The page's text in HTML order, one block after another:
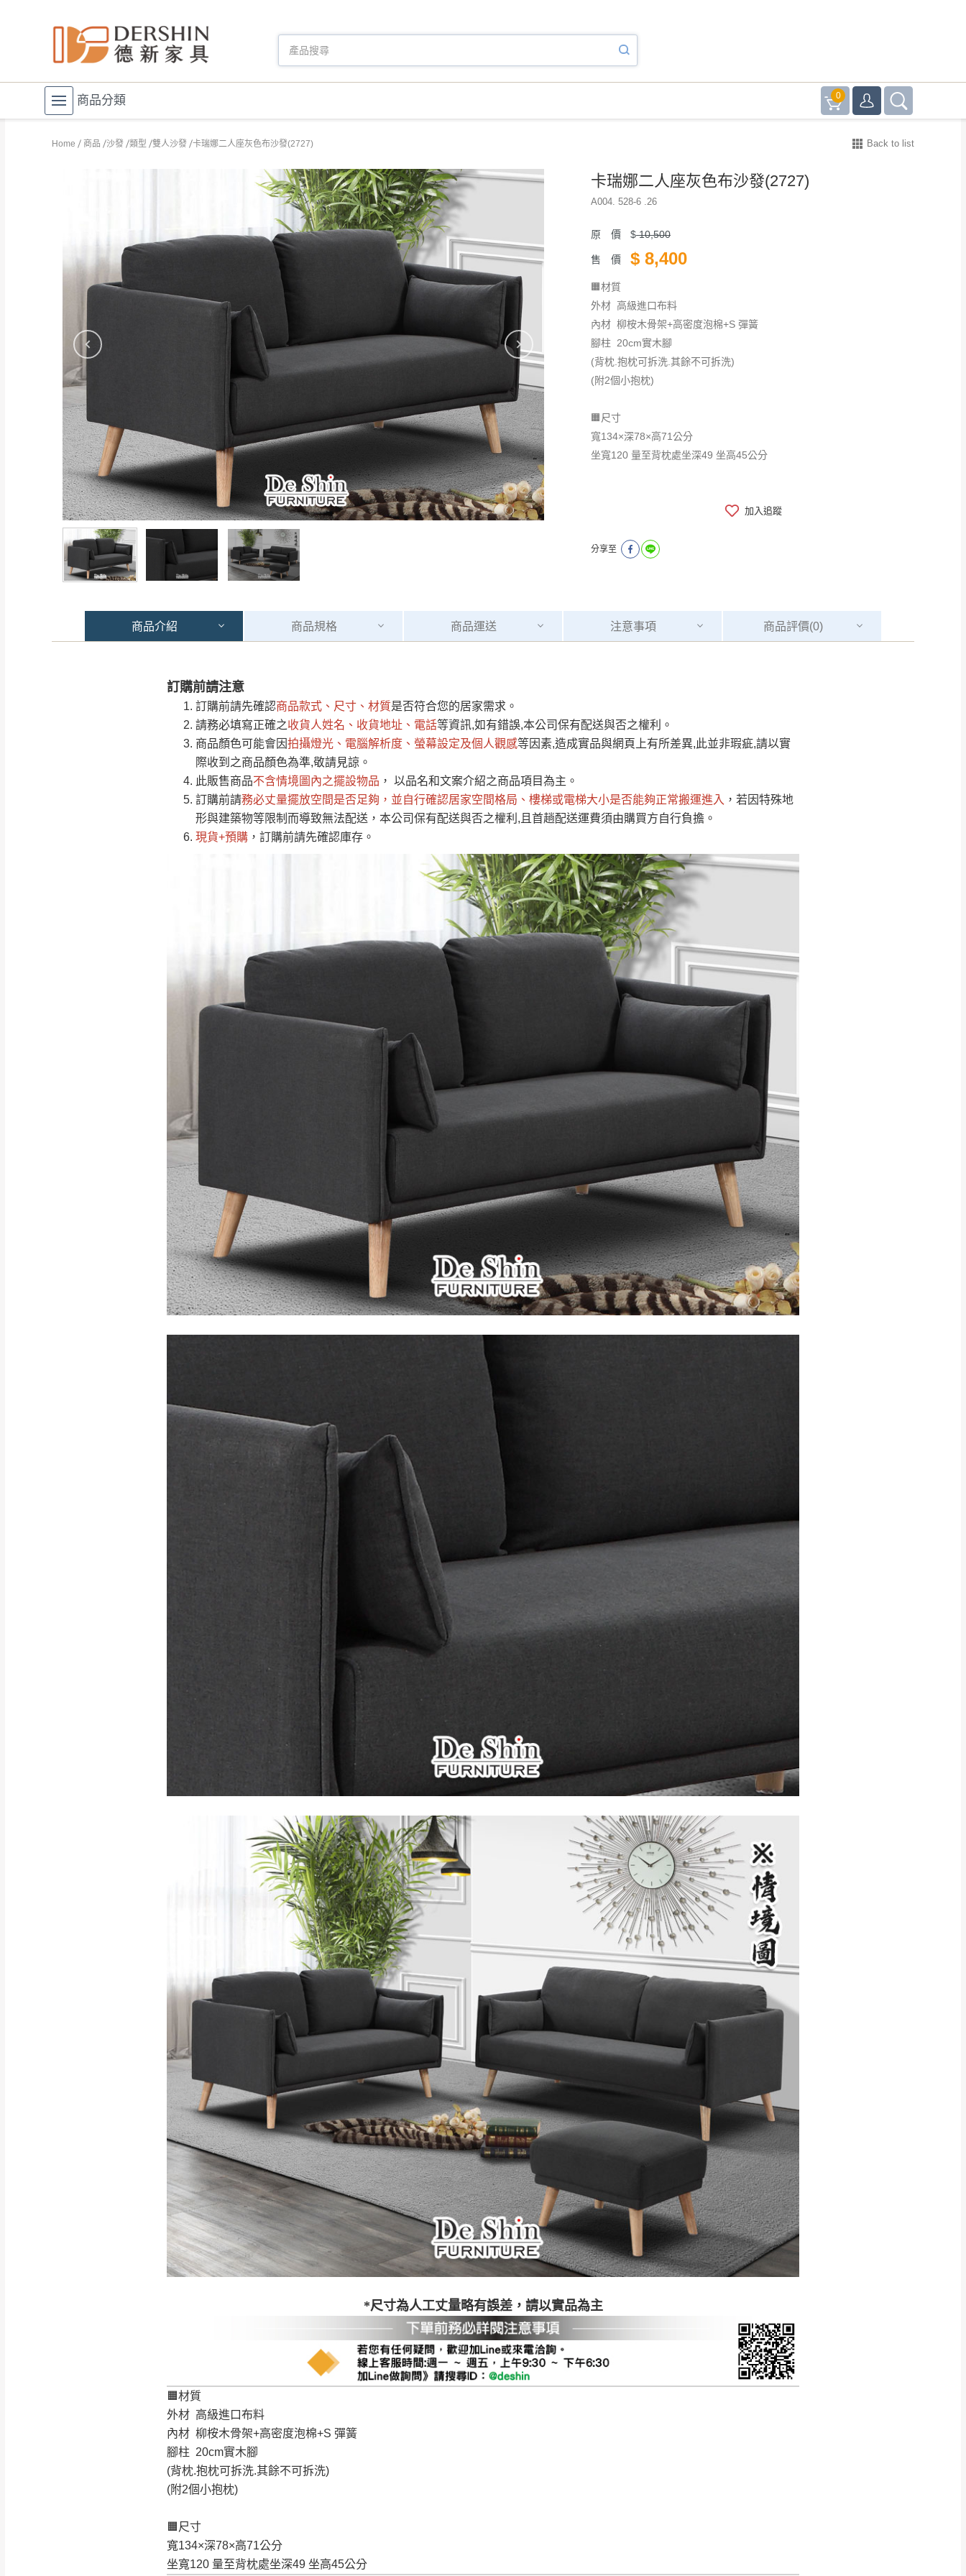
商品分類 0
Home 商品 沙發 類型 雙人沙發 卡瑞娜二人座灰色布沙發(2727) Back to list
卡瑞娜二人座灰色布沙發(2727)
A004. 528-6 .26
原 價 $10,500
售 價 $ 8,400
🟧材質
外材 高級進口布料
內材 柳桉木骨架+高密度泡棉+S 彈簧
腳柱 20cm實木腳
(背枕.抱枕可拆洗.其餘不可拆洗)
(附2個小抱枕)
🟧尺寸
寬134×深78×高71公分
坐寬120 量至背枕處坐深49 坐高45公分
加入追蹤
分享至
商品介紹 商品規格 商品運送 注意事項 商品評價(0)
訂購前請注意
訂購前請先確認商品款式、尺寸、材質是否符合您的居家需求。
請務必填寫正確之收貨人姓名、收貨地址、電話等資訊,如有錯誤,本公司保有配送與否之權利。
商品顏色可能會因拍攝燈光、電腦解析度、螢幕設定及個人觀感等因素,造成實品與網頁上有所差異,此並非瑕疵,請以實
際收到之商品顏色為準,敬請見諒。
此販售商品不含情境圖內之擺設物品 ， 以品名和文案介紹之商品項目為主。
訂購前請務必丈量擺放空間是否足夠 ，並自行確認居家空間格局、 樓梯或電梯大小是否能夠正常搬運進入 ，若因特殊地
形與建築物等限制而導致無法配送，本公司保有配送與否之權利,且首趟配送運費須由購買方自行負擔。
現貨+預購 ，訂購前請先確認庫存。
*尺寸為人工丈量略有誤差，請以實品為主
🟧材質
外材 高級進口布料
內材 柳桉木骨架+高密度泡棉+S 彈簧
腳柱 20cm實木腳
(背枕.抱枕可拆洗.其餘不可拆洗)
(附2個小抱枕)
🟧尺寸
寬134×深78×高71公分
坐寬120 量至背枕處坐深49 坐高45公分
運 費 說 明
運送地區
桃園
免 運 費
＊A108產品另收運費
復興鄉
峨眉鄉、五峰鄉、橫山、北埔鄉、尖石
鄉、寶山鄉山區、新埔山區、芎林山區、
關西 玉山里
雙溪、貢寮、烏來、平溪、九份、石
門、林口 下福里、新店山區、三峽山區、
石碇、坪林、福隆、淡水山區、北投湖山
$ 9,000以上：免運費
$ 9,000以下：NT$500元
＊A108產品另收運費
$ 9,000以上：免運費
$ 9,000以下：NT$500元
卓蘭鎮、三灣、通霄山區、西湖、泰安
配送天數：5~14天
到貨時間：指定送貨日當天以電話聯絡確認
｜周（一）配送部門固定公休無送貨｜
台北市、新北市地區固定每周(三)、(日)兩天收送貨
暫無配送地區：彰化、南投、雲林、嘉義、台南、高雄、屏東、宜蘭、 花蓮、台東、金門、馬祖、澎湖地區
加收說明
其它注意事項
本司貨車運送如因路況不佳、天候惡劣、過於偏遠之山區內等，或收貨地點搬運過於困難等因素，導致無法順利配送，
本公司除了盡最大努力完成配送外，視狀況保有出貨的權利。
保護物流人員的工作安全，賣家無提供吊掛服務，若需以吊車或其他的吊掛方式吊運，費用將由買方自行支付。
因大型傢俱有組裝、配送的問題，並非一般快速到貨商品，無法指定特定時間送達，司機當天到貨前皆會再與您通知，
讓您不用整天在家等貨，以免浪費你的寶貴時間。
如遇自然災害、政府宣布之災害警報等不可抗力情事，而危及運送人員輸送之安全，本司得視狀況延後或停止運送服
百貨公司配送暫無法配合開店前、閉店後時段，並送至百貨公司卸貨區為限，恕無法送至指定樓面。
期間，恕暫停百貨公司相關運送 》
無回收家具服務，若需回收家俱可聯絡當地請清潔隊回收,免付費清運專線：0800-085-717
注意事項：
由於品項繁多，網頁無法及時更新，如有需要購買商品，請於出發前來電或到「官方Line客服」來信確
認商品是否有「現貨」與 「金額」。
若商品價格或庫存有異常，商家有權取消訂單。
接單後二日內(不含例假日)，我們客服會與您電話聯絡或E-Mail通知確認訂單。
（線上客服 LINE → @dershin）
下單前先詢問是否現貨，若未詢問下單後無現貨我們客服會再來電或E-Mail與您聯絡
（洽詢方式請搜尋 Line ID →
運送範圍：限定北至基隆，南至苗栗，偏遠地區恕無法提供運送 (詳見運送規章)。
苗栗至基隆；其它地區暫不開放，如因特殊地型限制(山區、鄉、鎮、村)、樓梯太小、無法搬運上樓等因
素，導致無法配送，本公司保有出貨的權利。
保護物流人員的工作安全，賣家無提供吊掛服務，若需以吊車或其他的吊掛方式吊運，費用將由買方自
行支付。
因大型傢俱有組裝、配送的問題，並非一般快速到貨商品，無法指定特定時間送達，司機當天到貨前皆
會再與您通知，讓你不用整天在家等貨，以節省您的寶貴時間。
由於百貨公司配送較為不易，故暫無法配送至百貨公司內部。
若您選擇三聯式或索取兩聯式發票，發票將於商品完成出貨15個工作天另行寄出，另外約加上2~7個工作天內
若收到不良品，請於到貨日起七日內通知本公司客服人員，我們將為您更換新品，運費皆由本站負責，
所有退回及換貨之商品必須是全新狀態且完整包裝，床墊、床包、枕頭類產品需為未拆封狀態(請保持商
品、附件、包裝、廠商紙及所有附隨文件或資料之完整性)，若未依照上述方式處理，恕無法接受退貨。
由於透過電腦螢幕選購商品，可能會因個人電腦螢幕的設定色差或解析度等因素， 與實際商品的顏色、
質感稍有不同，如因此而需退換貨，
需自付來回運費及人資成本，請您訂購前詳加確認。(包含商品尺寸
是否合適)。
訂購前請確認商品尺寸，大型物件因為人工丈量，難免會有些許誤差值(約正負0.5CM) 詳細尺寸以實品
為主。
非因本公司問題而需退換貨，請於收到貨7日內通知客服人員(Line@ ID：@dershin)，並須保持商品全新
狀態與完整包裝。鑑賞期間若發生非本司因素致使之汙損破壞，恕無法辦理退換貨。
台北市、新北市地區固定每周(三)、(日)兩天收送貨，敬請見諒！
為因素導致商品損壞、零件短缺，則維修、搬運費用，需由消費者自行吸收(另事先與消費者報價，消費
者同意將會進行維修)。
到貨7日內為鑑賞期(注意:鑑賞期非試用期)，若非商品品質瑕疵問題於鑑賞期內退貨之情形，我們需酌收
如欲放置營業場所及公開場合之商品則無享有商品一年保固之服務。
時請儘速於三日內完成付款，交易恕不殺價，商品均已最低價格售出
日內若未接獲您的匯款或轉帳通知，商品將不予保留(訂單自動取消)。
無回收家具服務，若需回收家具可聯絡當地請清潔隊回收,免付費清運專線：0800-085-717。
全部 依評論高至低排列 依評論低至高排列 只顯示附上圖片